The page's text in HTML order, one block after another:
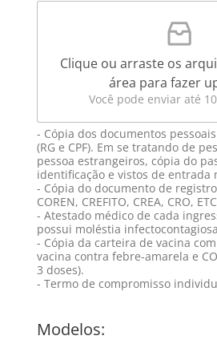
Clique ou arraste os
área para fazer
Você pode enviar até
- Cópia dos documentos
(RG e CPF). Em se tratando de
pessoa estrangeiros, cópia do
identificação e vistos de entrada
- Cópia do documento de
COREN, CREFITO, CREA, CRO,
- Atestado médico de cada
possui moléstia
- Cópia da carteira de vacina
vacina contra febre-amarela e
3 doses).
- Termo de compromisso
Modelos: